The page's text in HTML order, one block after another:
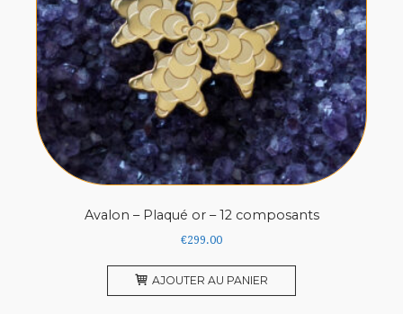
Avalon – Plaqué or – 12 composants
€299.00
AJOUTER AU PANIER